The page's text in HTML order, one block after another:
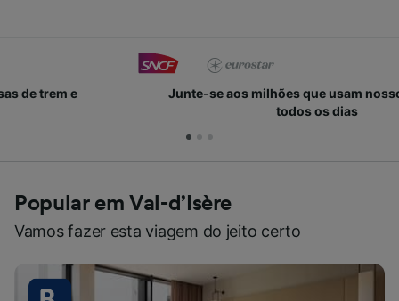
Junte-se aos milhões que usam nossos serviços
Popular em Val-d’Isère
Vamos fazer esta viagem do jeito certo